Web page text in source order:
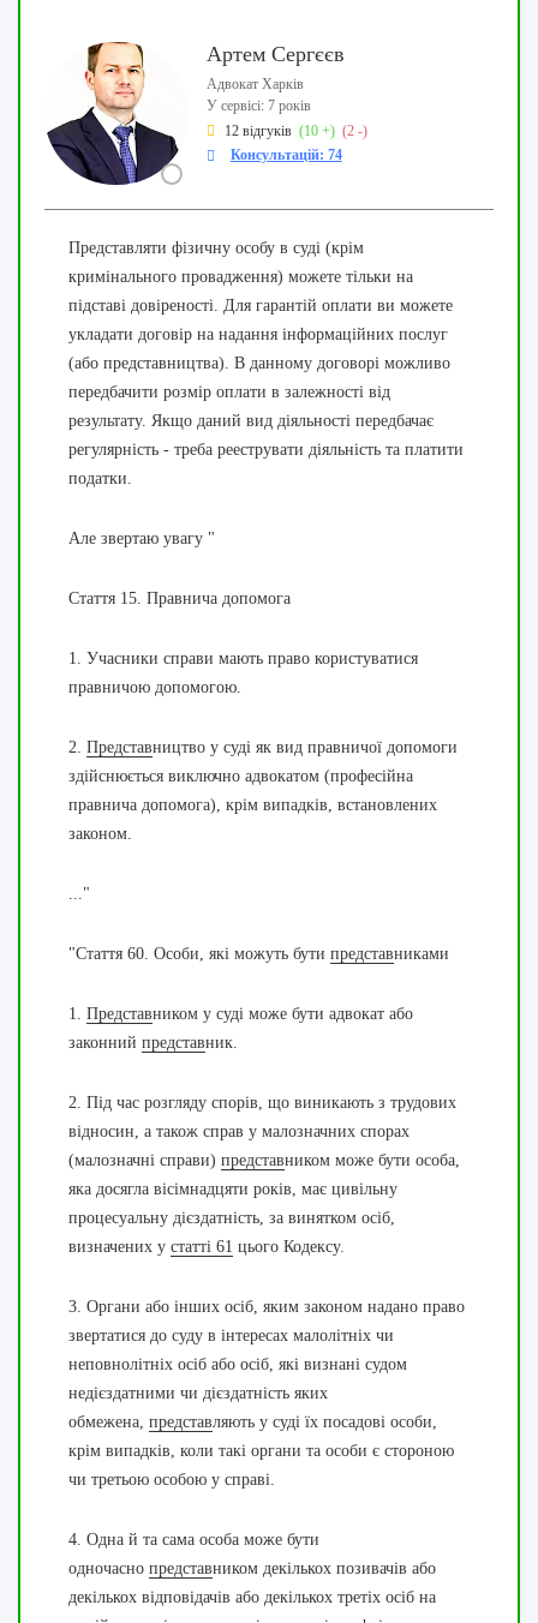
Артем Сергєєв
Адвокат Харків
У сервісі: 7 років
12 відгуків (10 +) (2 -)
Консультацій: 74
Представляти фізичну особу в суді (крім
кримінального провадження) можете тільки на
підставі довіреності. Для гарантій оплати ви можете
укладати договір на надання інформаційних послуг
(або представництва). В данному договорі можливо
передбачити розмір оплати в залежності від
результату. Якщо даний вид діяльності передбачає
регулярність - треба рееструвати діяльність та платити
податки.
Але звертаю увагу "
Стаття 15. Правнича допомога
1. Учасники справи мають право користуватися
правничою допомогою.
2. Представництво у суді як вид правничої допомоги
здійснюється виключно адвокатом (професійна
правнича допомога), крім випадків, встановлених
законом.
..."
"Стаття 60. Особи, які можуть бути представниками
1. Представником у суді може бути адвокат або
законний представник.
2. Під час розгляду спорів, що виникають з трудових
відносин, а також справ у малозначних спорах
(малозначні справи) представником може бути особа,
яка досягла вісімнадцяти років, має цивільну
процесуальну дієздатність, за винятком осіб,
визначених у статті 61 цього Кодексу.
3. Органи або інших осіб, яким законом надано право
звертатися до суду в інтересах малолітніх чи
неповнолітніх осіб або осіб, які визнані судом
недієздатними чи дієздатність яких
обмежена, представляють у суді їх посадові особи,
крім випадків, коли такі органи та особи є стороною
чи третьою особою у справі.
4. Одна й та сама особа може бути
одночасно представником декількох позивачів або
декількох відповідачів або декількох третіх осіб на